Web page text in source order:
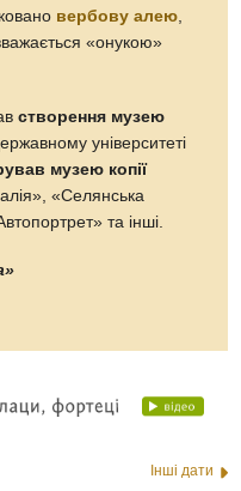
вербову алею
«онукою»
створення музею
університеті
музею копії
«Селянська
та інші.
Інші дати